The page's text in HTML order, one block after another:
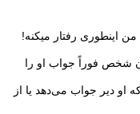
اینطوری رفتار میکنه!
شخص فوراً جواب او را
او دیر جواب می‌دهد یا از